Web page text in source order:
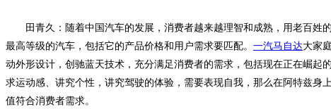
田青久：随着中国汽车的发展，消费者越来越理智和成熟，用老百姓
最高等级的汽车，包括它的产品价格和用户需求要匹配。 一汽马自达大家
动外形设计，创驰蓝天技术，充分满足消费者的需求，包括现在正在崛起
求运动感、讲究个性，讲究驾驶的体验，需要表现自我，那么在阿特兹身
值符合消费者需求。